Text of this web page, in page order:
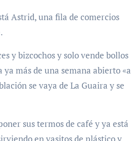
Astrid, una fila de comercios
y bizcochos y solo vende bollos
más de una semana abierto «a
se vaya de La Guaira y se
sus termos de café y ya está